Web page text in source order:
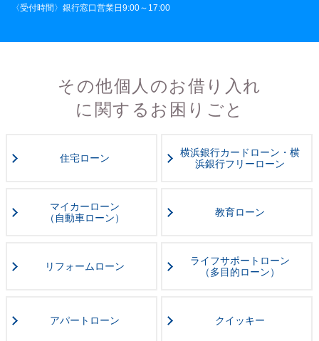
〈受付時間〉銀行窓口営業日9:00～17:00
その他個人のお借り入れ
に関するお困りごと
住宅ローン 横浜銀行カードローン・ 横
浜銀行フリーローン
マイカーローン
（自動車ローン）
教育ローン
リフォームローン
ライフサポートローン
（多目的ローン）
アパートローン クイッキー